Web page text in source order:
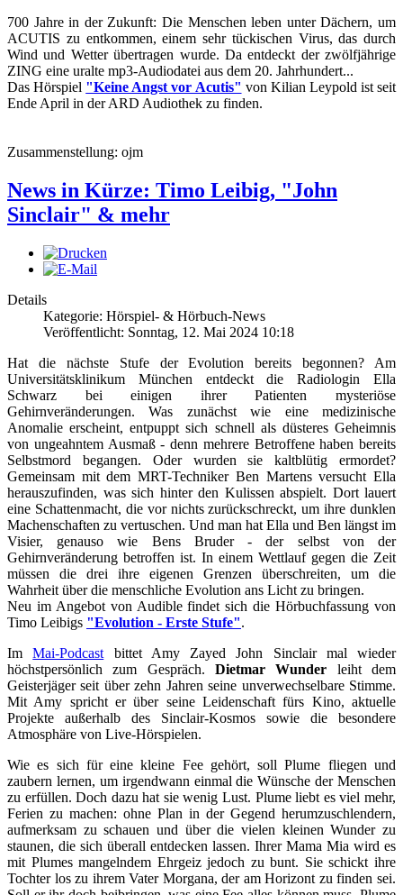
700 Jahre in der Zukunft: Die Menschen leben unter Dächern, um
ACUTIS zu entkommen, einem sehr tückischen Virus, das durch
Wind und Wetter übertragen wurde. Da entdeckt der zwölfjährige
ZING eine uralte mp3-Audiodatei aus dem 20. Jahrhundert...
Das Hörspiel "Keine Angst vor Acutis" von Kilian Leypold ist seit
Ende April in der ARD Audiothek zu finden.
Zusammenstellung: ojm
News in Kürze: Timo Leibig, "John
Sinclair" & mehr
Details
Kategorie: Hörspiel- & Hörbuch-News
Veröffentlicht: Sonntag, 12. Mai 2024 10:18
Hat die nächste Stufe der Evolution bereits begonnen? Am
Universitätsklinikum München entdeckt die Radiologin Ella
Schwarz bei einigen ihrer Patienten mysteriöse
Gehirnveränderungen. Was zunächst wie eine medizinische
Anomalie erscheint, entpuppt sich schnell als düsteres Geheimnis
von ungeahntem Ausmaß - denn mehrere Betroffene haben bereits
Selbstmord begangen. Oder wurden sie kaltblütig ermordet?
Gemeinsam mit dem MRT-Techniker Ben Martens versucht Ella
herauszufinden, was sich hinter den Kulissen abspielt. Dort lauert
eine Schattenmacht, die vor nichts zurückschreckt, um ihre dunklen
Machenschaften zu vertuschen. Und man hat Ella und Ben längst im
Visier, genauso wie Bens Bruder - der selbst von der
Gehirnveränderung betroffen ist. In einem Wettlauf gegen die Zeit
müssen die drei ihre eigenen Grenzen überschreiten, um die
Wahrheit über die menschliche Evolution ans Licht zu bringen.
Neu im Angebot von Audible findet sich die Hörbuchfassung von
Timo Leibigs "Evolution - Erste Stufe".
ImMai-Podcast bittet Amy Zayed John Sinclair mal wieder
höchstpersönlich zum Gespräch. Dietmar Wunder leiht dem
Geisterjäger seit über zehn Jahren seine unverwechselbare Stimme.
Mit Amy spricht er über seine Leidenschaft fürs Kino, aktuelle
Projekte außerhalb des Sinclair-Kosmos sowie die besondere
Atmosphäre von Live-Hörspielen.
Wie es sich für eine kleine Fee gehört, soll Plume fliegen und
zaubern lernen, um irgendwann einmal die Wünsche der Menschen
zu erfüllen. Doch dazu hat sie wenig Lust. Plume liebt es viel mehr,
Ferien zu machen: ohne Plan in der Gegend herumzuschlendern,
aufmerksam zu schauen und über die vielen kleinen Wunder zu
staunen, die sich überall entdecken lassen. Ihrer Mama Mia wird es
mit Plumes mangelndem Ehrgeiz jedoch zu bunt. Sie schickt ihre
Tochter los zu ihrem Vater Morgana, der am Horizont zu finden sei.